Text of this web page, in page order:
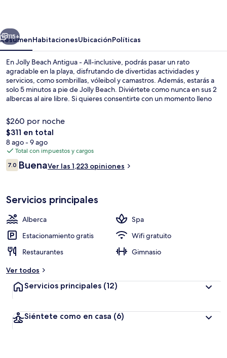
All-
inclusive
Siguiente
115+
ResumenHabitacionesUbicaciónPolíticas
En Jolly Beach Antigua - All-inclusive, podrás pasar un rato
agradable en la playa, disfrutando de divertidas actividades y
servicios, como sombrillas, vóleibol y camastros. Además, estarás a
solo 5 minutos a pie de Jolly Beach. Diviértete como nunca en sus 2
albercas al aire libre. Si quieres consentirte con un momento lleno
un tratamiento corporal. Uno de sus 3 restaurantes es Pizza Factory,
que sirve cocina italiana y está abierto para la comida y la cena.
Otros servicios y amenidades a destacar de esta propiedad todo
incluido son sus 3 bares o lounges, su bar junto a la alberca y su sala
de fitness. La alberca y el personal amable reciben muy buenas
calificaciones de otros visitantes.
$260 por noche
El
precio
total
es
de
$311 en total
8 ago - 9 ago
Total con impuestos y cargos
Opiniones
7.07.0 de 10,
BuenaVer las 1,223 opiniones
Servicios principales
Alberca
Spa
Estacionamiento gratis
Wifi gratuito
Restaurantes
Gimnasio
Ver todos
Servicios principales (12)
Siéntete como en casa (6)